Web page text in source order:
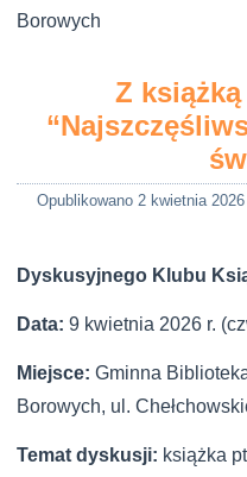
Borowych
Z
Opublikowano 2 kwietnia 2026
Dyskusyjnego Klubu
Data:9 kwietnia 2026 r.
Miejsce:Gminna
Borowych, ul.
Temat dyskusji: książka